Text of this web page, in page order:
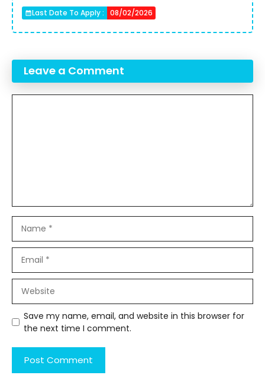
Last Date To Apply : 08/02/2026
Leave a Comment
Save my name, email, and website in this browser for
the next time I comment.